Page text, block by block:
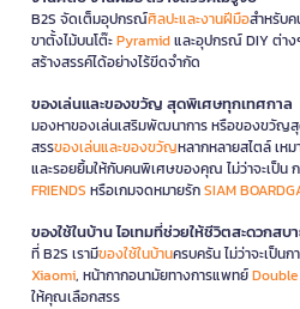
B2S จัดเต็มอุปกรณ์ศิลปะและงานฝีมือสำหรับ
ขาตั้งไม้บนโต๊ะPyramidและอุปกรณ์ DIY ต่าง
สร้างสรรค์ได้อย่างไร้ขีดจำกัด
ของเล่นและของขวัญ สุดพิเศษทุกเทศกาล
มองหาของเล่นเสริมพัฒนาการ หรือของขวัญสุ
สรรของเล่นและของขวัญหลากหลายสไตล์ เห
และรอยยิ้มให้กับคนพิเศษของคุณ ไม่ว่าจะเป็น
FRIENDS หรือเกมจดหมายรักSIAM
ของใช้ในบ้าน ไอเทมที่ช่วยให้ชีวิตสะดวกสบ
ที่ B2S เรามีของใช้ในบ้านครบครัน ไม่ว่าจะเป็นก
Xiaomi, หน้ากากอนามัยทางการแพทย์
ให้คุณเลือกสรร